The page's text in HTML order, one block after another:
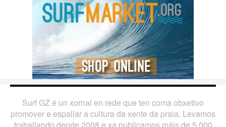
Surf GZ é un xornal en rede que ten coma obxetivo
promover e espallar a cultura da xente da praia. Levamos